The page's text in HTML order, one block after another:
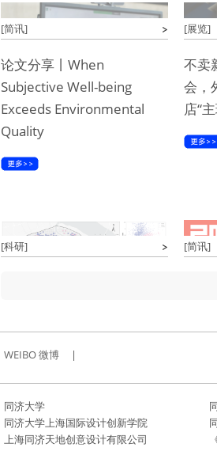
[简讯] [展览]
论文分享丨When
Subjective Well-being
Exceeds Environmental
Quality
[科研]
不卖
会，
店“
[简讯]
WEIBO 微博 |
同济大学
同济大学上海国际设计创新学院
上海同济天地创意设计有限公司